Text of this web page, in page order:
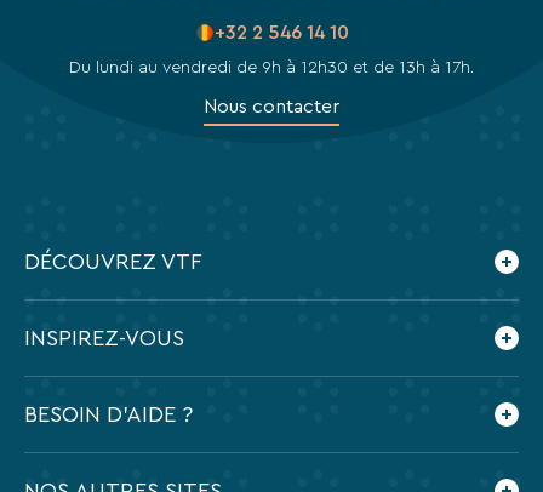
+32 2 546 14 10
Du lundi au vendredi de 9h à 12h30 et de 13h à 17h.
Nous contacter
DÉCOUVREZ VTF
Nos agences
INSPIREZ-VOUS
BESOIN D'AIDE ?